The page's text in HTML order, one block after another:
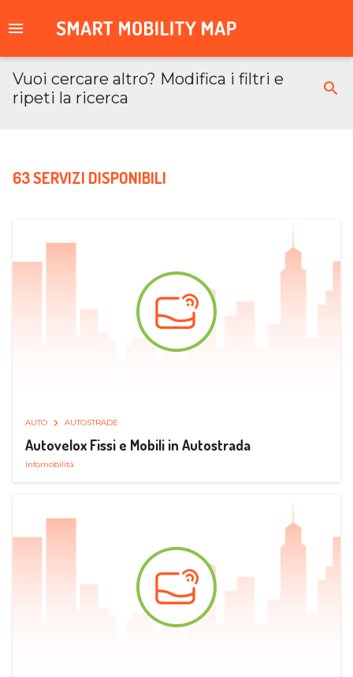
Vuoi cercare altro? Modifica i filtri e
ripeti la ricerca
63 SERVIZI DISPONIBILI
AUTO AUTOSTRADE
Autovelox Fissi e Mobili in Autostrada
Infomobilità